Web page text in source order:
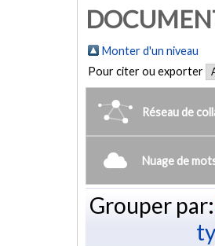
Monter d'un niveau
Pour citer ou exporter
Réseau de
Nuage de
Grouper par: